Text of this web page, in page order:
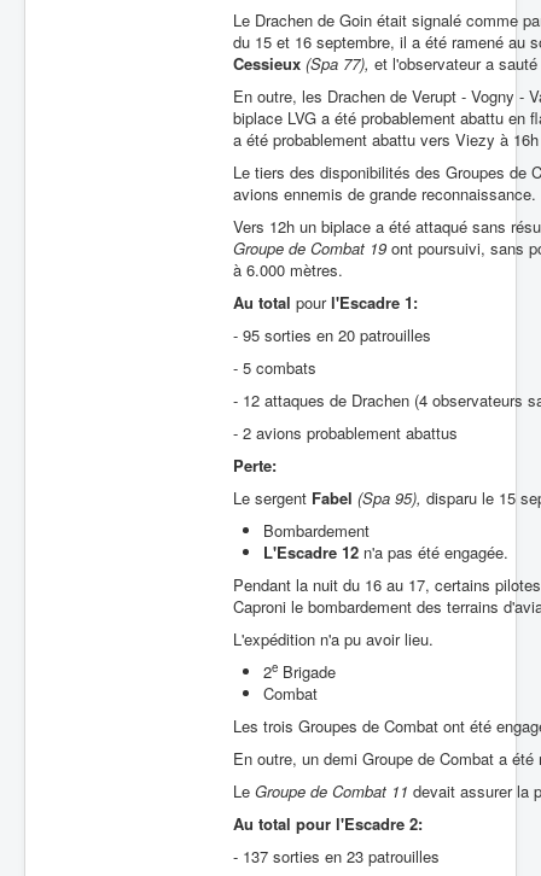
Le Drachen de Goin était signalé comme
du 15 et 16 septembre, il a été ramené au
Cessieux (Spa 77), et l'observateur a
En outre, les Drachen de Verupt - Vogny -
biplace LVG a été probablement abattu en
a été probablement abattu vers Viezy à
Le tiers des disponibilités des Groupes de
avions ennemis de grande reconnaissance.
Vers 12h un biplace a été attaqué sans
Groupe de Combat 19 ont poursuivi, sans
à 6.000 mètres.
Au total pourl'Escadre 1:
- 95 sorties en 20 patrouilles
- 5 combats
- 12 attaques de Drachen (4 observateurs
- 2 avions probablement abattus
Perte:
Le sergent Fabel (Spa 95), disparu le 15
Bombardement
L'Escadre 12 n'a pas été engagée.
Pendant la nuit du 16 au 17, certains
Caproni le bombardement des terrains
L'expédition n'a pu avoir lieu.
2e Brigade
Combat
Les trois Groupes de Combat ont été
En outre, un demi Groupe de Combat a
Le Groupe de Combat 11 devait assurer la
Au total pour l'Escadre 2:
- 137 sorties en 23 patrouilles